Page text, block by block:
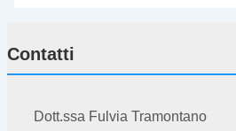
Contatti
Dott.ssa Fulvia Tramontano